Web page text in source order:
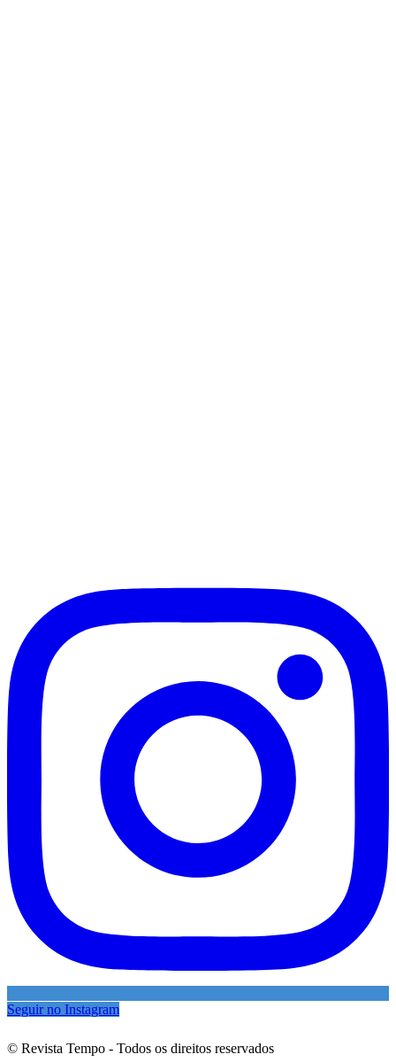
Seguir no Instagram
© Revista Tempo - Todos os direitos reservados